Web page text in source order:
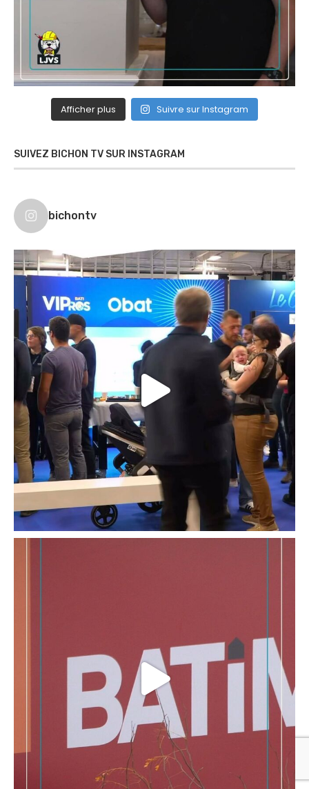
Afficher plus Suivre sur Instagram
SUIVEZ BICHON TV SUR INSTAGRAM
bichontv